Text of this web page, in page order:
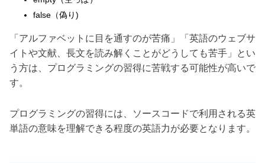
false（偽り)
「アルファベットに目を通すのが苦痛」「英語のウェブサ
イトや文献、長文を読み解くことがどうしても苦手」とい
う方は、プログラミングの習得に苦戦する可能性が高いで
す。
プログラミングの習得には、ソースコードで利用される英
単語の意味を理解できる程度の英語力が必要となります。